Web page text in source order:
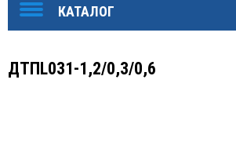
ДТПL031-1,2/0,3/0,6